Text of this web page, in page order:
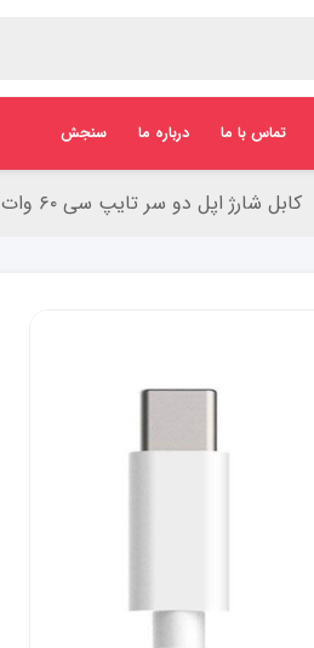
تماس با ما درباره ما سنجش
کابل شارژ اپل دو سر تایپ سی ۶۰ وات